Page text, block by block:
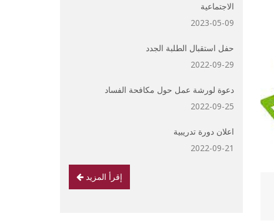
الاجتماعية
2023-05-09
حفل استقبال الطلبة الجدد
2022-09-29
دعوة لورشة عمل حول مكافحة الفساد
2022-09-25
اعلان دورة تدريبية
2022-09-21
إقرأ المزيد